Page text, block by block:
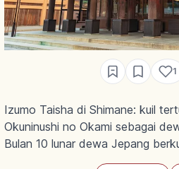
1
Izumo Taisha di Shimane: kuil
Okuninushi no Okami sebagai
Bulan 10 lunar dewa Jepang